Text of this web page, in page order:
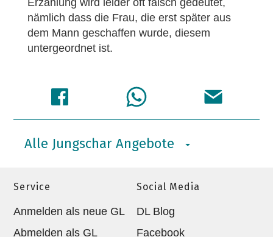
Erzählung wird leider oft falsch gedeutet,
nämlich dass die Frau, die erst später aus
dem Mann geschaffen wurde, diesem
untergeordnet ist.
Alle Jungschar Angebote
Service
Anmelden als neue GL
Abmelden als GL
Social Media
DL Blog
Facebook